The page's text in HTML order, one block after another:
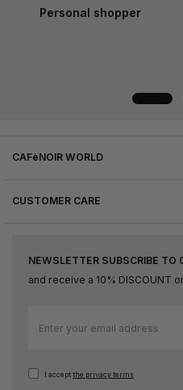
Personal shopper
CAFèNOIR WORLD
CUSTOMER CARE
NEWSLETTER SUBSCRIBE TO
and receive a 10% DISCOUNT
I accept the privacy terms